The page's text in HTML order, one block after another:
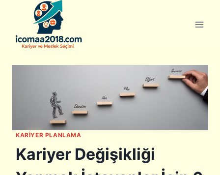
content
KARIYER PLANLAMA
Kariyer Değişikliği